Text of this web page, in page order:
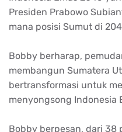
Presiden Prabowo
mana posisi Sumut di
Bobby berharap,
membangun Sumatera
bertransformasi untuk
menyongsong Indonesia
Bobby berpesan, dari 38